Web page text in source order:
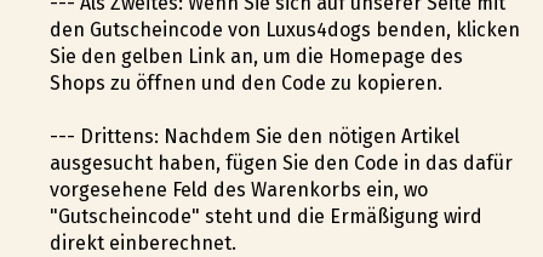
den Gutscheincode von Luxus4dogs befinden, klicken
Sie den gelben Link an, um die Homepage des
Shops zu öffnen und den Code zu kopieren.
--- Drittens: Nachdem Sie den nötigen Artikel
ausgesucht haben, fügen Sie den Code in das dafür
vorgesehene Feld des Warenkorbs ein, wo
"Gutscheincode" steht und die Ermäßigung wird
direkt einberechnet.